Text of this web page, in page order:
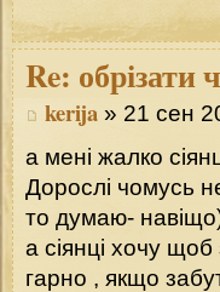
Re: обрізати
kerija » 21 сен
а мені жалко
Дорослі чомусь
то думаю-
а сіянці хочу
гарно , якщо